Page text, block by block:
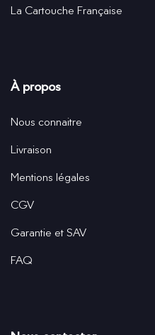
La Cartouche Française
À propos
Nous connaitre
Livraison
Mentions légales
CGV
Garantie et SAV
FAQ